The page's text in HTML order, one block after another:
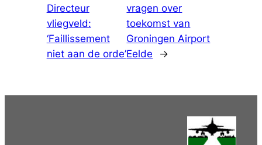
Directeur
vliegveld:
‘Faillissement
niet aan de orde’
vragen over
toekomst van
Groningen Airport
Eelde
→